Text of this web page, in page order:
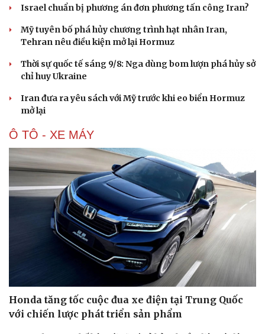
Israel chuẩn bị phương án đơn phương tấn công Iran?
Mỹ tuyên bố phá hủy chương trình hạt nhân Iran,
Tehran nêu điều kiện mở lại Hormuz
Thời sự quốc tế sáng 9/8: Nga dùng bom lượn phá hủy sở
chỉ huy Ukraine
Iran đưa ra yêu sách với Mỹ trước khi eo biển Hormuz
mở lại
Ô TÔ - XE MÁY
Honda tăng tốc cuộc đua xe điện tại Trung Quốc
với chiến lược phát triển sản phẩm